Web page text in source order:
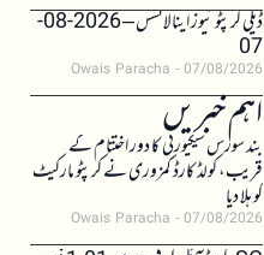
ڈیلی کرپٹو نیوز اینالائسس – 2026-08-
07
Owais Paracha 07/08/2026
اہم خبریں
بند سورس سیکیورٹی کا دور اختتام کے
قریب، کولڈ کارڈ کمزوری نے کرپٹو مارکیٹ
کو ہلا دیا
Owais Paracha 07/08/2026